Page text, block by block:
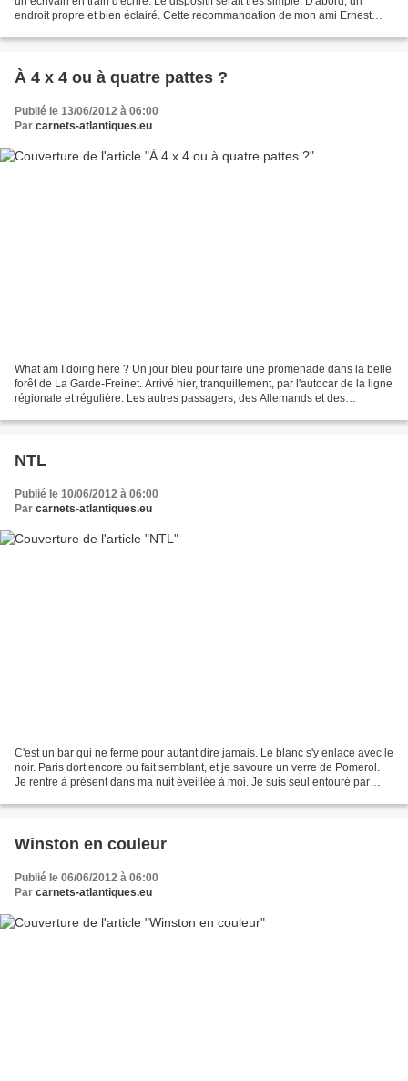
endroit propre et bien éclairé. Cette recommandation de mon ami Ernest
À 4 x 4 ou à quatre pattes ?
Publié le 13/06/2012 à 06:00
Par carnets-atlantiques.eu
What am I doing here ? Un jour bleu pour faire une promenade dans la belle
forêt de La Garde-Freinet. Arrivé hier, tranquillement, par l'autocar de la ligne
régionale et régulière. Les autres passagers, des Allemands et des
NTL
Publié le 10/06/2012 à 06:00
Par carnets-atlantiques.eu
C'est un bar qui ne ferme pour autant dire jamais. Le blanc s'y enlace avec le
noir. Paris dort encore ou fait semblant, et je savoure un verre de Pomerol.
Je rentre à présent dans ma nuit éveillée à moi. Je suis seul entouré par
Winston en couleur
Publié le 06/06/2012 à 06:00
Par carnets-atlantiques.eu